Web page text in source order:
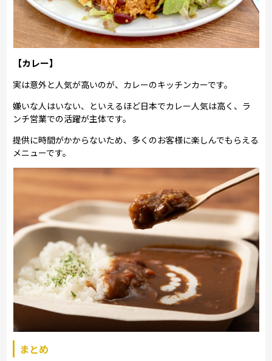
【カレー】
実は意外と人気が高いのが、カレーのキッチンカーです。
嫌いな人はいない、といえるほど日本でカレー人気は高く、ラ
ンチ営業での活躍が主体です。
提供に時間がかからないため、多くのお客様に楽しんでもらえる
メニューです。
まとめ